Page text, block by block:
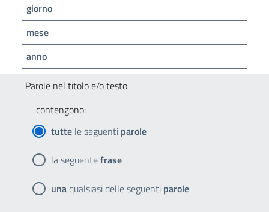
giorno
mese
anno
Parole nel titolo e/o testo
contengono:
tutte le seguenti parole
la seguentefrase
unaqualsiasi delle seguenti parole